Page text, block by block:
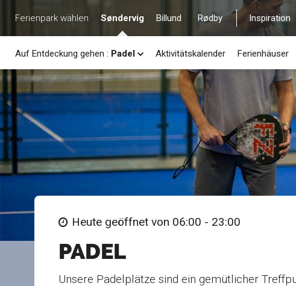
Ferienpark wählen Søndervig
Auf Entdeckung gehen : Padel Aktivitätskalender Ferienhäuser
Billund Rødby Inspiration
Heute geöffnet von 06:00 - 23:00
PADEL
Unsere Padelplätze sind ein gemütlicher